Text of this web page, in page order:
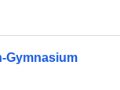
Gymnasium